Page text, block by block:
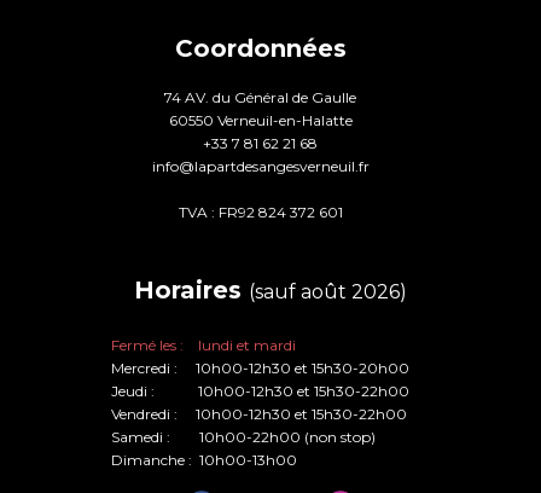
Coordonnées
74 AV. du Général de Gaulle
60550 Verneuil-en-Halatte
+33 7 81 62 21 68
info@lapartdesangesverneuil.fr
TVA : FR92 824 372 601
Horaires (sauf août 2026)
Fermé les : lundi et mardi
Mercredi : 10h00-12h30 et 15h30-20h00
Jeudi : 10h00-12h30 et 15h30-22h00
Vendredi : 10h00-12h30 et 15h30-22h00
Samedi : 10h00-22h00 (non stop)
Dimanche : 10h00-13h00